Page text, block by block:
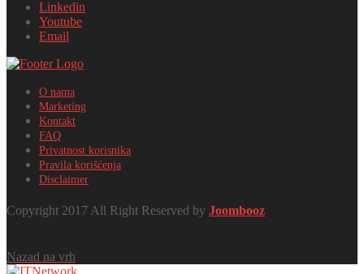
Linkedin
Youtube
Email
O nama
Marketing
Kontakt
FAQ
Privatnost korisnika
Pravila korišćenja
Disclaimer
Copyright 2017 All Right Reserved by Joombooz
Nazad na vrh